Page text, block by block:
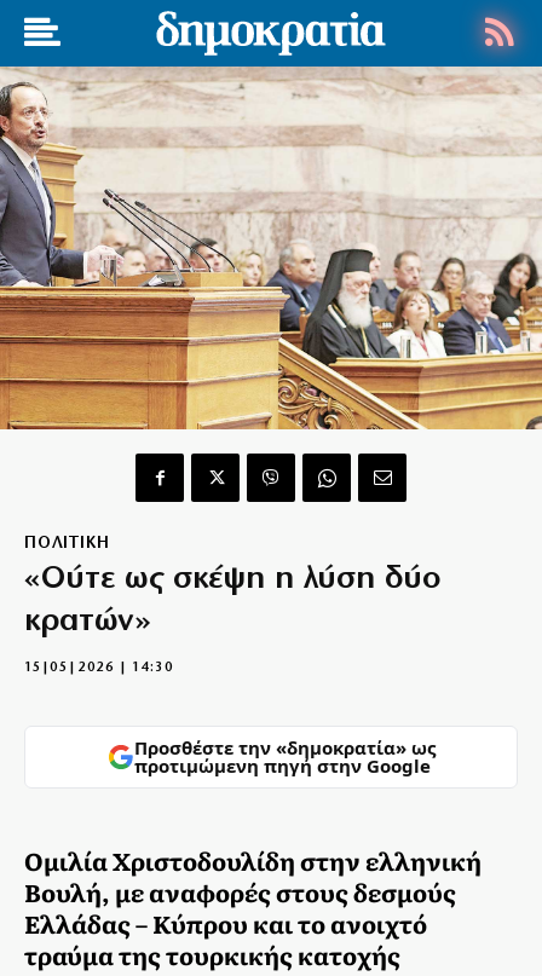
ΠΟΛΙΤΙΚΗ
«Ούτε ως σκέψη η λύση δύο
κρατών»
15|05|2026 | 14:30
Προσθέστε την «δημοκρατία» ως
προτιμώμενη πηγή στην Google
Ομιλία Χριστοδουλίδη στην ελληνική
Βουλή, με αναφορές στους δεσμούς
Ελλάδας – Κύπρου και το ανοιχτό
τραύμα της τουρκικής κατοχής